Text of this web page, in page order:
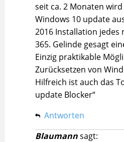
seit ca. 2 Monaten
Windows 10 update
2016 Installation jedes
365. Gelinde gesagt
Einzig praktikable
Zurücksetzen von
Hilfreich ist auch das
update Blocker“
Antworten
Blaumannsagt: